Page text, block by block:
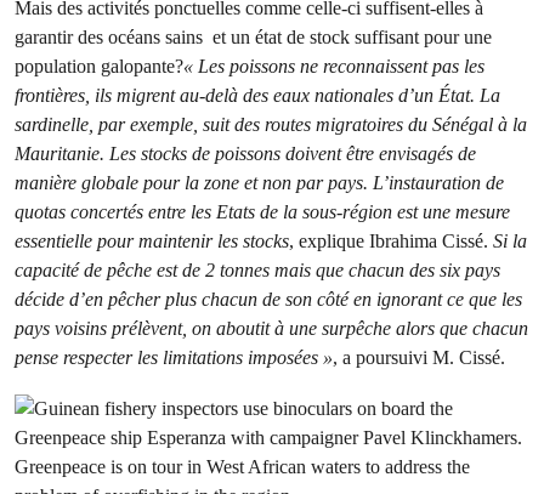
Mais des activités ponctuelles comme celle-ci suffisent-elles à
garantir des océans sains et un état de stock suffisant pour une
population galopante?« Les poissons ne reconnaissent pas les
frontières, ils migrent au-delà des eaux nationales d’un État. La
sardinelle, par exemple, suit des routes migratoires du Sénégal à la
Mauritanie. Les stocks de poissons doivent être envisagés de
manière globale pour la zone et non par pays. L’instauration de
quotas concertés entre les Etats de la sous-région est une mesure
essentielle pour maintenir les stocks, explique Ibrahima Cissé. Si la
capacité de pêche est de 2 tonnes mais que chacun des six pays
décide d’en pêcher plus chacun de son côté en ignorant ce que les
pays voisins prélèvent, on aboutit à une surpêche alors que chacun
pense respecter les limitations imposées », a poursuivi M. Cissé.